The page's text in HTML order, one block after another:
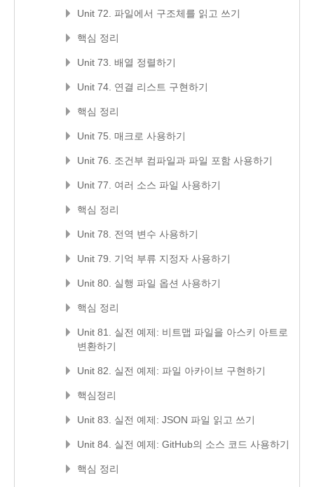
Unit 72. 파일에서 구조체를 읽고 쓰기
핵심 정리
Unit 73. 배열 정렬하기
Unit 74. 연결 리스트 구현하기
핵심 정리
Unit 75. 매크로 사용하기
Unit 76. 조건부 컴파일과 파일 포함 사용하기
Unit 77. 여러 소스 파일 사용하기
핵심 정리
Unit 78. 전역 변수 사용하기
Unit 79. 기억 부류 지정자 사용하기
Unit 80. 실행 파일 옵션 사용하기
핵심 정리
Unit 81. 실전 예제: 비트맵 파일을 아스키 아트로
변환하기
Unit 82. 실전 예제: 파일 아카이브 구현하기
핵심정리
Unit 83. 실전 예제: JSON 파일 읽고 쓰기
Unit 84. 실전 예제: GitHub의 소스 코드 사용하기
핵심 정리